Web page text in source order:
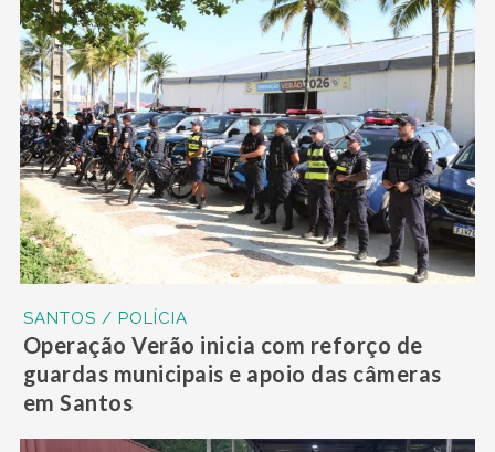
SANTOS / POLÍCIA
Operação Verão inicia com reforço de
guardas municipais e apoio das câmeras
em Santos